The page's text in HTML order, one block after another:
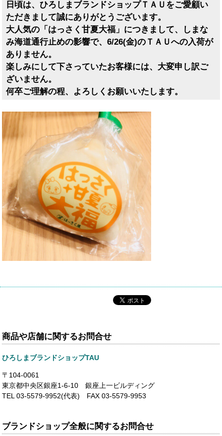
日頃は、ひろしまブランドショップＴＡＵをご愛顧い
ただきまして誠にありがとうございます。
大人気の「はっさく甘夏大福」につきまして、しまな
み海道通行止めの影響で、6/26(金)のＴＡＵへの入荷が
ありません。
楽しみにして下さっていたお客様には、大変申し訳ご
ざいません。
何卒ご理解の程、よろしくお願いいたします。
商品や店舗に関するお問合せ
ひろしまブランドショップTAU
〒104-0061
東京都中央区銀座1-6-10 銀座上一ビルディング
TEL 03-5579-9952(代表) FAX 03-5579-9953
ブランドショップ全般に関するお問合せ